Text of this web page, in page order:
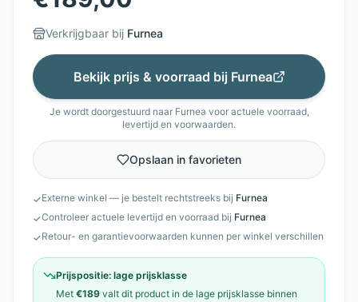
Verkrijgbaar bij Furnea
Bekijk prijs & voorraad bij Furnea
Je wordt doorgestuurd naar Furnea voor actuele voorraad,
levertijd en voorwaarden.
Opslaan in favorieten
✓Externe winkel — je bestelt rechtstreeks bij Furnea
✓Controleer actuele levertijd en voorraad bij Furnea
✓Retour- en garantievoorwaarden kunnen per winkel verschillen
Prijspositie: lage prijsklasse
Met €189 valt dit product in de lage prijsklasse binnen